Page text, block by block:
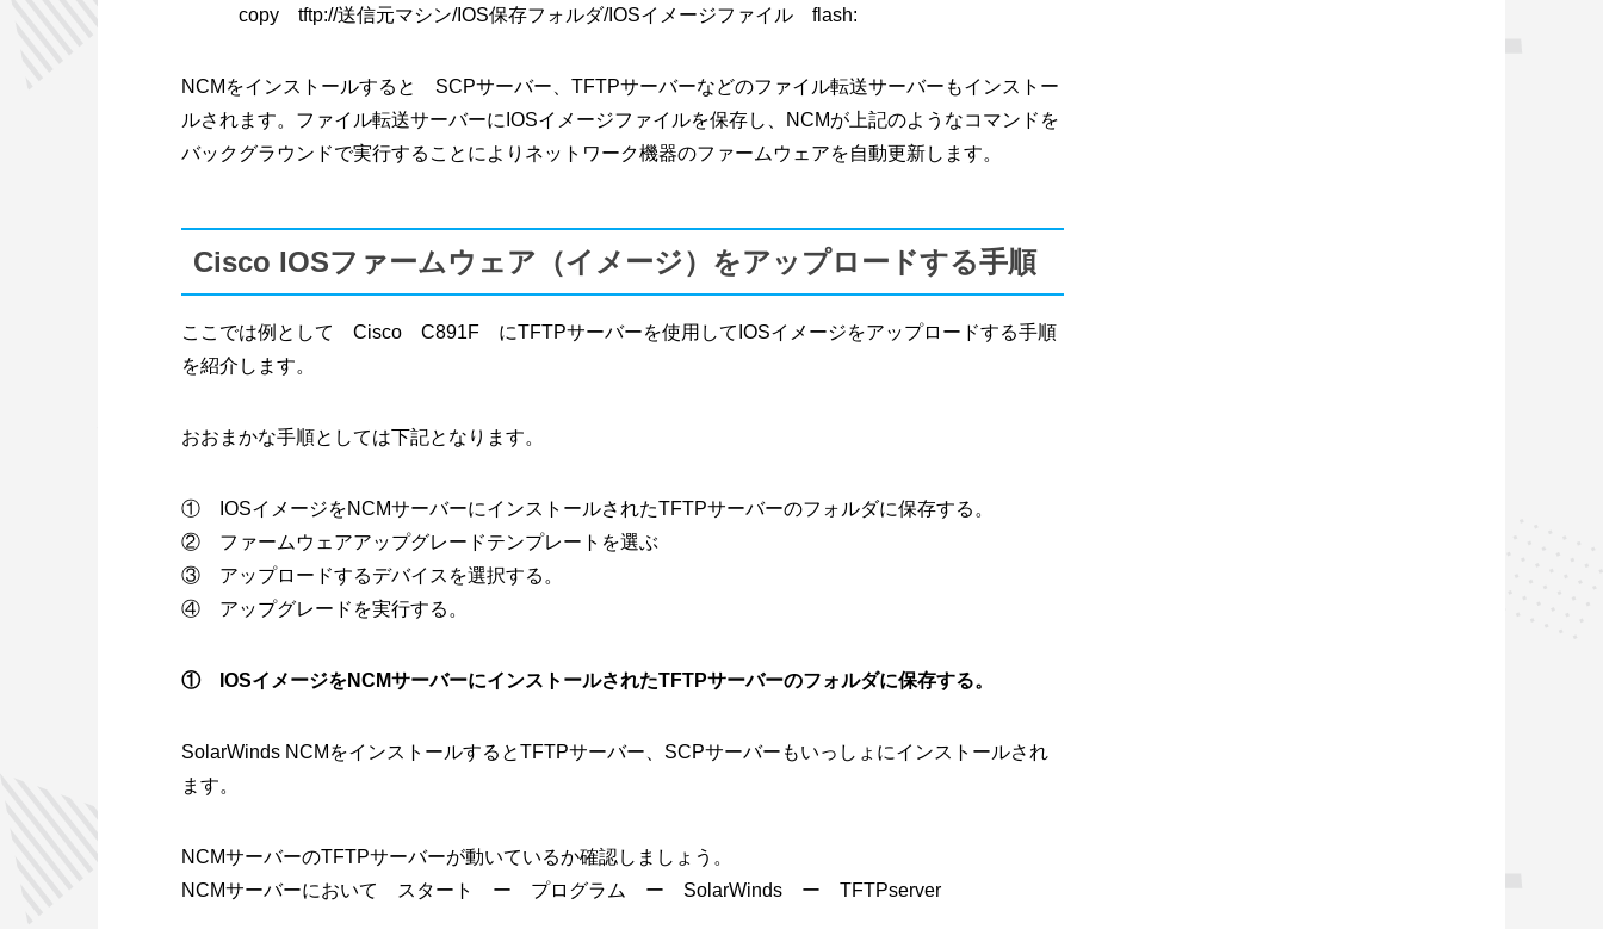
copy tftp://送信元マシン/IOS保存フォルダ/IOSイメージファイル flash:
NCMをインストールすると SCPサーバー、TFTPサーバーなどのファイル転送サーバーもインストー
ルされます。ファイル転送サーバーにIOSイメージファイルを保存し、NCMが上記のようなコマンドを
バックグラウンドで実行することによりネットワーク機器のファームウェアを自動更新します。
Cisco IOSファームウェア（イメージ）をアップロードする手順
ここでは例として Cisco C891F にTFTPサーバーを使用してIOSイメージをアップロードする手順
を紹介します。
おおまかな手順としては下記となります。
① IOSイメージをNCMサーバーにインストールされたTFTPサーバーのフォルダに保存する。
② ファームウェアアップグレードテンプレートを選ぶ
③ アップロードするデバイスを選択する。
④ アップグレードを実行する。
① IOSイメージをNCMサーバーにインストールされたTFTPサーバーのフォルダに保存する。
SolarWinds NCMをインストールするとTFTPサーバー、SCPサーバーもいっしょにインストールされ
ます。
NCMサーバーのTFTPサーバーが動いているか確認しましょう。
NCMサーバーにおいて スタート ー プログラム ー SolarWinds ー TFTPserver